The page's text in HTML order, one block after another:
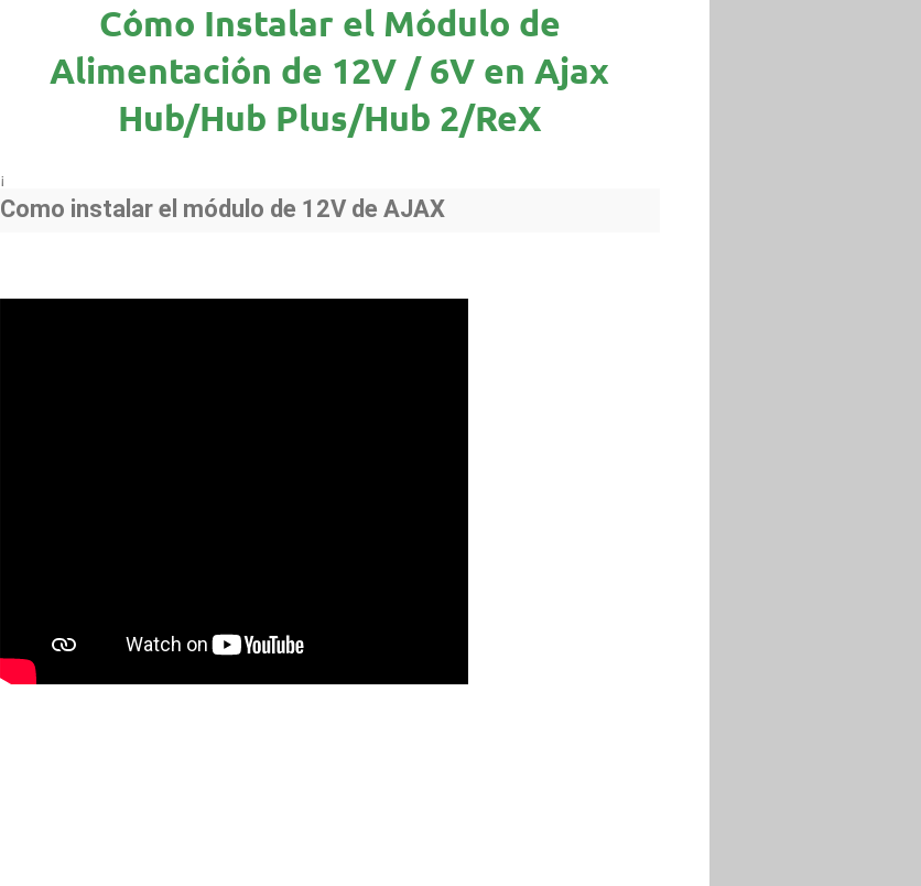
Cómo Instalar el Módulo de
Alimentación de 12V / 6V en Ajax
Hub/Hub Plus/Hub 2/ReX
¡
Como instalar el módulo de 12V de AJAX